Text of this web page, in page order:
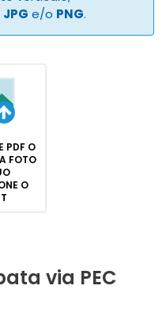
JPG e/o PNG.
PDF O
FOTO
O
via PEC